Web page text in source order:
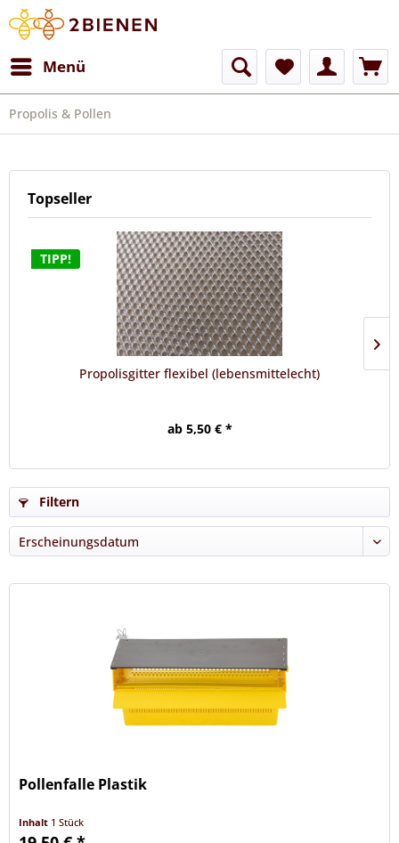
Menü
Propolis & Pollen
Topseller
TIPP!
Propolisgitter flexibel (lebensmittelecht)
ab 5,50 € *
Filtern
Pollenfalle Plastik
Inhalt 1 Stück